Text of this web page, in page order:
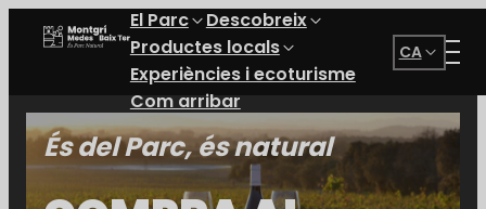
Parc Natural del Montgrí, les Illes Medes i el Baix Ter
El Parc
Descobreix
Productes locals
Experiències i ecoturisme
Com arribar
CA
És del Parc, és natural